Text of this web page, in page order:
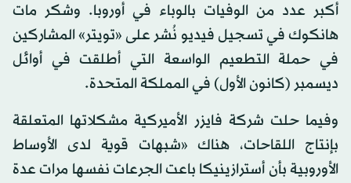
أكبر عدد من الوفيات بالوباء في أوروبا. وشكر مات
هانكوك في تسجيل فيديو نُشر على «تويتر» المشاركين
في حملة التطعيم الواسعة التي أطلقت في أوائل
ديسمبر (كانون الأول) في المملكة المتحدة.
وفيما حلت شركة فايزر الأميركية مشكلاتها المتعلقة
بإنتاج اللقاحات، هناك «شبهات قوية لدى الأوساط
الأوروبية بأن أسترازينيكا باعت الجرعات نفسها مرات عدة